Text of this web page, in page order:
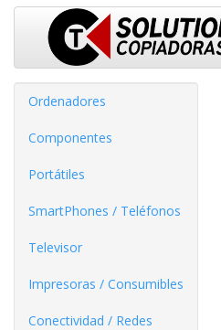
Ordenadores
Componentes
Portátiles
SmartPhones / Teléfonos
Televisor
Impresoras / Consumibles
Conectividad / Redes